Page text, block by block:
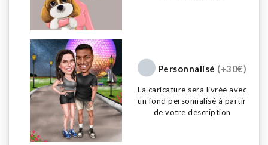
Personnalisé (+30€)
La caricature sera livrée avec
un fond personnalisé à partir
de votre description